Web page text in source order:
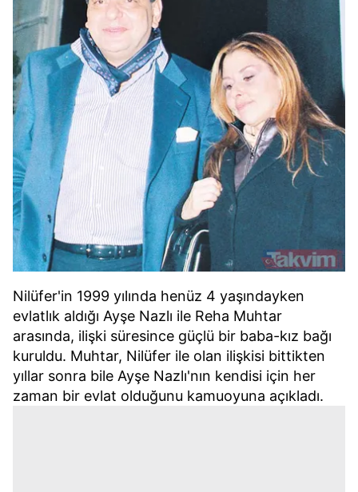
verileriniz işlenmekte olup gerekli olan çerezler bilgi
toplumu hizmetlerinin sunulması amacıyla
kullanılmaktadır. Diğer çerezler, sitemizin daha işlevsel
kılınması ve kişiselleştirilmesi ve sizlere yönelik
reklam/pazarlama faaliyetlerinin yapılması, amaçlarıyla
sınırlı olarak açık rızanız dahilinde kullanılacaktır.
Çerezlere ilişkin tercihlerinizi aşağıda yer alan panel
vasıtasıyla belirleyebilirsiniz. Çerezlere ilişkin detaylı bilgi
için Ayarlar butonuna tıklayabilir,
Çerez Bilgilendirme
Metnimizi
ziyaret edebilirsiniz.
6698 sayılı Kişisel Verilerin Korunması Kanunu uyarınca
hazırlanmış Aydınlatma Metnimizi okumak ve sitemizde
ilgili mevzuata uygun olarak kullanılan çerezlerle ilgili bilgi
almak için lütfentıklayınız
Nilüfer'in 1999 yılında henüz 4 yaşındayken
evlatlık aldığı Ayşe Nazlı ile Reha Muhtar
arasında, ilişki süresince güçlü bir baba-kız bağı
kuruldu. Muhtar, Nilüfer ile olan ilişkisi bittikten
yıllar sonra bile Ayşe Nazlı'nın kendisi için her
zaman bir evlat olduğunu kamuoyuna açıkladı.